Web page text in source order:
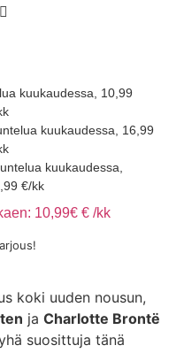

kuukaudessa, 10,99
kuukaudessa, 16,99
kuukaudessa,
€/kk
10,99€ € /kk
koki uuden nousun,
ja Charlotte Brontë
suosittuja tänä